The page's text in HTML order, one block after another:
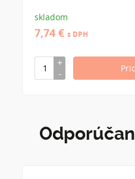
skladom
7,74 € s DPH